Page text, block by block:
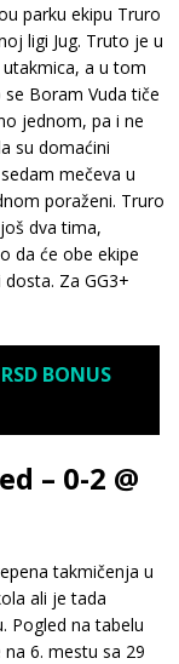
parku ekipu Truro
ligi Jug. Truto je u
a u tom
Boram Vuda tiče
jednom, pa i ne
su domaćini
mečeva u
poraženi. Truro
dva tima,
da će obe ekipe
Za GG3+
BONUS
– 0-2 @
takmičenja u
ali je tada
Pogled na tabelu
6. mestu sa 29